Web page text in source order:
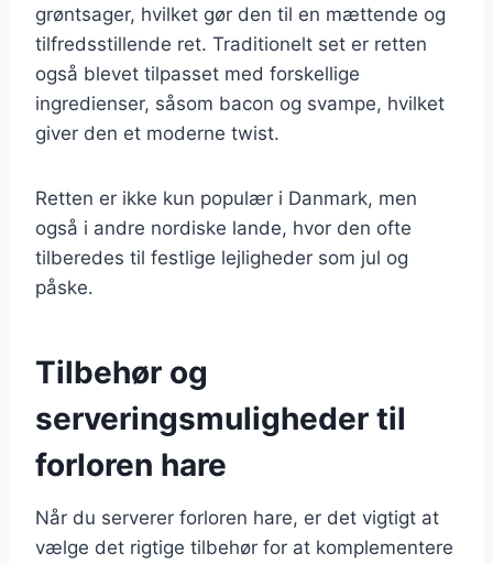
grøntsager, hvilket gør den til en mættende og
tilfredsstillende ret. Traditionelt set er retten
også blevet tilpasset med forskellige
ingredienser, såsom bacon og svampe, hvilket
giver den et moderne twist.
Retten er ikke kun populær i Danmark, men
også i andre nordiske lande, hvor den ofte
tilberedes til festlige lejligheder som jul og
påske.
Tilbehør og
serveringsmuligheder til
forloren hare
Når du serverer forloren hare, er det vigtigt at
vælge det rigtige tilbehør for at komplementere